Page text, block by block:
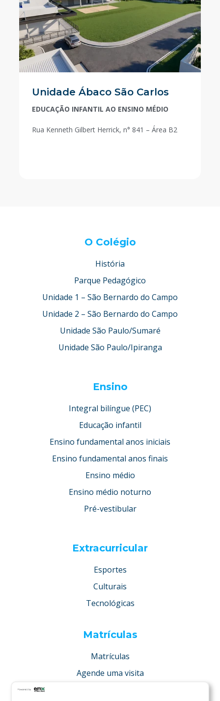
Unidade Ábaco São Carlos
EDUCAÇÃO INFANTIL AO ENSINO MÉDIO
Rua Kenneth Gilbert Herrick, n° 841 – Área B2
O Colégio
História
Parque Pedagógico
Unidade 1 – São Bernardo do Campo
Unidade 2 – São Bernardo do Campo
Unidade São Paulo/Sumaré
Unidade São Paulo/Ipiranga
Ensino
Integral bilíngue (PEC)
Educação infantil
Ensino fundamental anos iniciais
Ensino fundamental anos finais
Ensino médio
Ensino médio noturno
Pré-vestibular
Extracurricular
Esportes
Culturais
Tecnológicas
Matrículas
Matrículas
Agende uma visita